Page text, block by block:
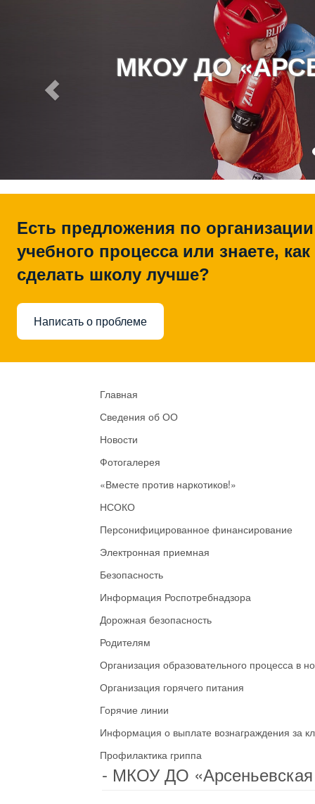
МКОУ ДО
Есть предложения по организации
учебного процесса или знаете, как
сделать школу лучше?
Написать о проблеме
Главная
Сведения об ОО
Новости
Фотогалерея
«Вместе против наркотиков!»
НСОКО
Персонифицированное финансирование
Электронная приемная
Безопасность
Информация Роспотребнадзора
Дорожная безопасность
Родителям
Организация образовательного процесса в
Организация горячего питания
Горячие линии
Информация о выплате вознаграждения за
Профилактика гриппа
- МКОУ ДО